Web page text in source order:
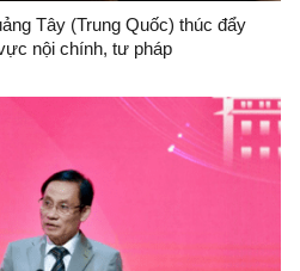
Tây (Trung Quốc) thúc đẩy
nội chính, tư pháp